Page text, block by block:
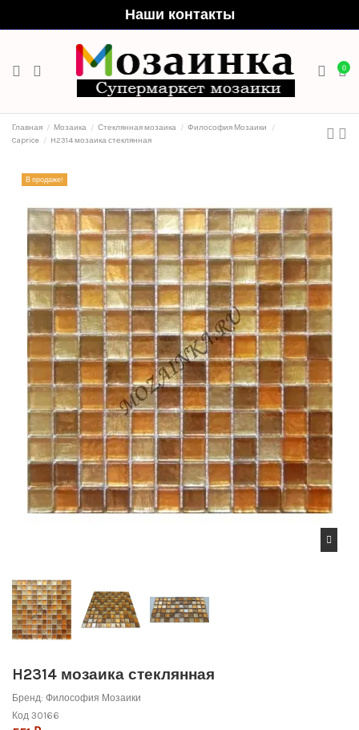
Наши контакты
0
Главная Мозаика Стеклянная мозаика
Философия Мозаики
Caprice
H2314 мозаика стеклянная
В продаже!
H2314 мозаика стеклянная
Бренд: Философия Мозаики
Код 30166